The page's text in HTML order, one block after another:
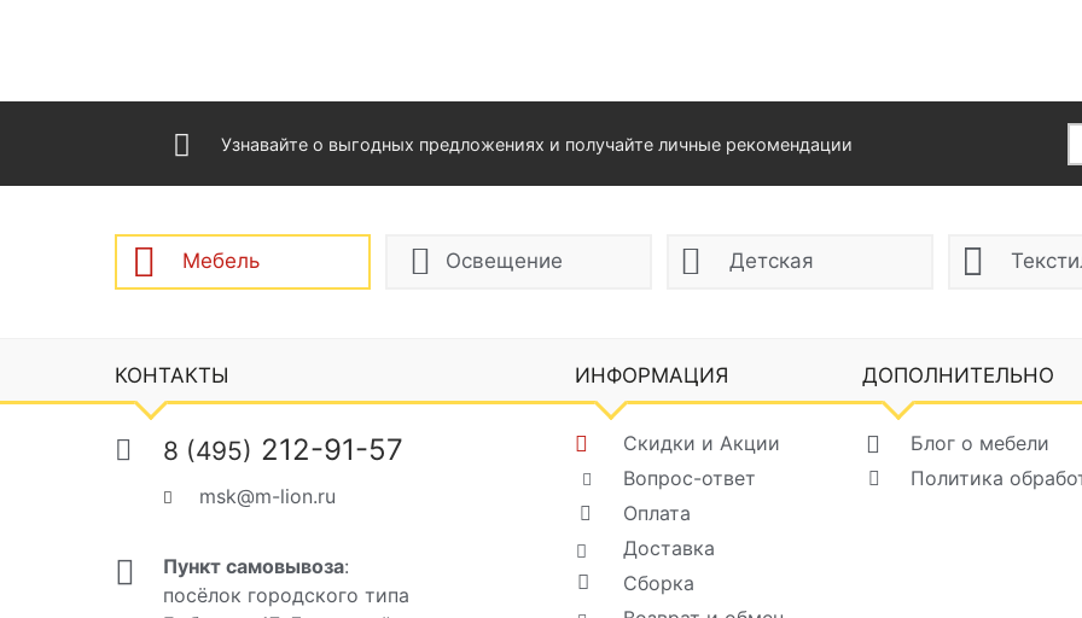
Узнавайте о выгодных предложениях и получайте личные рекомендации
Мебель Освещение Детская
КОНТАКТЫ
8 (495) 212-91-57
msk@m-lion.ru
Пункт самовывоза:
посёлок городского типа
ИНФОРМАЦИЯ
Скидки и Акции
Вопрос-ответ
Оплата
Доставка
Сборка
ДОПОЛНИТЕЛЬНО
Блог о мебели
Политика